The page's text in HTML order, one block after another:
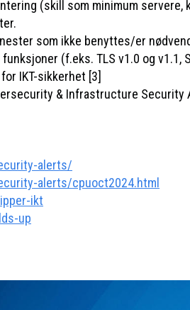
(skill som minimum
som ikke benyttes/er
(f.eks. TLS v1.0 og v1.1,
IKT-sikkerhet [3]
& Infrastructure Security
alerts/
alerts/cpuoct2024.html
ikt
up